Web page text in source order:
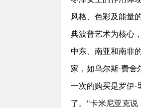
风格、色彩及能量
典波普艺术为核心
中东、南亚和南非
家，如乌尔斯·费舍
一次的购买是罗伊
了。"卡米尼亚克说